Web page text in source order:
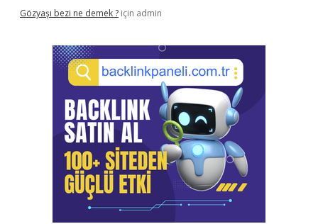
Gözyaşı bezi ne demek ? için admin